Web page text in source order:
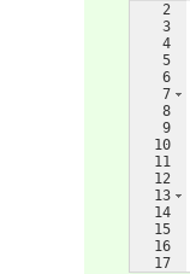
2
3
4
5
6
7
8
9
10
11
12
13
14
15
16
17